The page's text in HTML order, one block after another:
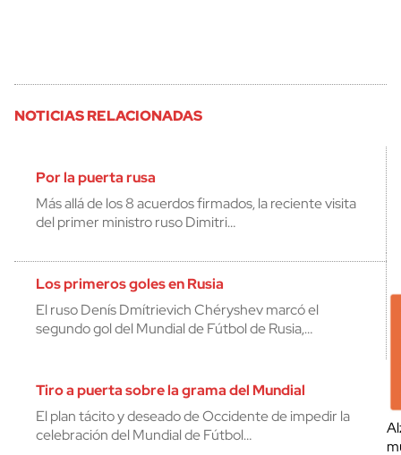
NOTICIAS RELACIONADAS
Por la puerta rusa
Más allá de los 8 acuerdos firmados, la reciente visita
del primer ministro ruso Dimitri…
Los primeros goles en Rusia
El ruso Denís Dmítrievich Chéryshev marcó el
segundo gol del Mundial de Fútbol de Rusia,…
Tiro a puerta sobre la grama del Mundial
El plan tácito y deseado de Occidente de impedir la
celebración del Mundial de Fútbol…